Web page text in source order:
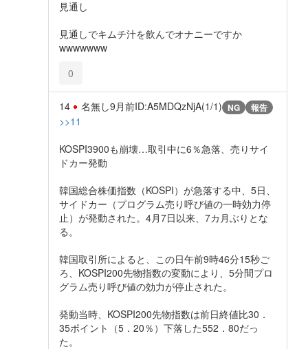
見通し
見通しでキムチ汁を飲んでオナニーですか
wwwwwww
0
14 名無し9月前ID:A5MDQzNjA(1/1) NG 報告
>>11
KOSPI3900も崩壊…取引中に6％急落、売りサイ
ドカー発動
韓国総合株価指数（KOSPI）が急落する中、5日、
サイドカー（プログラム売り呼び値の一時効力停
止）が発動された。4月7日以来、7カ月ぶりとな
る。
韓国取引所によると、この日午前9時46分15秒ご
ろ、KOSPI200先物指数の変動により、5分間プロ
グラム売り呼び値の効力が停止された。
発動当時、KOSPI200先物指数は前日終値比30．
35ポイント（5．20％）下落した552．80だっ
た。